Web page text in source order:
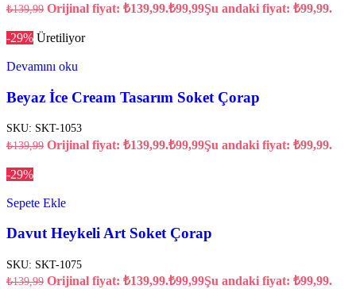
₺139,99 Orijinal fiyat: ₺139,99.₺99,99Şu andaki fiyat: ₺99,99.
-29% Üretiliyor
Devamını oku
Beyaz İce Cream Tasarım Soket Çorap
SKU: SKT-1053
₺139,99 Orijinal fiyat: ₺139,99.₺99,99Şu andaki fiyat: ₺99,99.
-29%
Sepete Ekle
Davut Heykeli Art Soket Çorap
SKU: SKT-1075
₺139,99 Orijinal fiyat: ₺139,99.₺99,99Şu andaki fiyat: ₺99,99.